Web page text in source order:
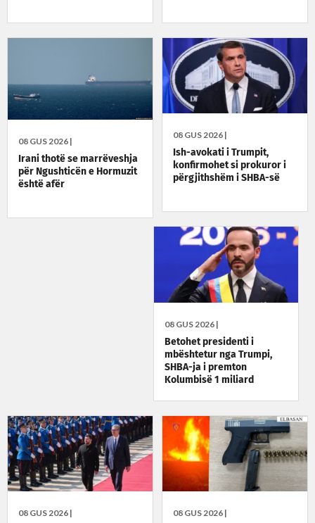
08 GUS 2026 |
Irani thotë se marrëveshja
për Ngushticën e Hormuzit
është afër
08 GUS 2026 |
Ish-avokati i Trumpit,
konfirmohet si prokuror i
përgjithshëm i SHBA-së
08 GUS 2026 |
Betohet presidenti i
mbështetur nga Trumpi,
SHBA-ja i premton
Kolumbisë 1 miliard
08 GUS 2026 |
08 GUS 2026 |